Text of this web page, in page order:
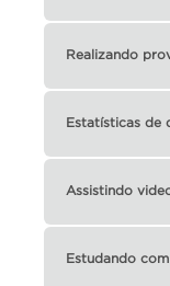
Realizando
Estatísticas de
Assistindo
Estudando